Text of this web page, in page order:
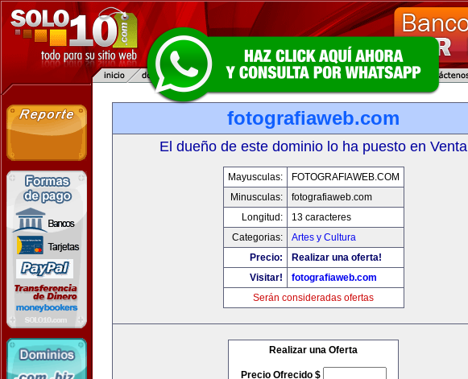
fotografiaweb.com
El dueño de este dominio lo ha puesto en Venta
Mayusculas:
FOTOGRAFIAWEB.COM
Minusculas:
fotografiaweb.com
Longitud:
13 caracteres
Categorias:
Artes y Cultura
Precio:
Realizar una oferta!
Visitar!
fotografiaweb.com
Serán consideradas ofertas
Realizar una Oferta
Precio Ofrecido $